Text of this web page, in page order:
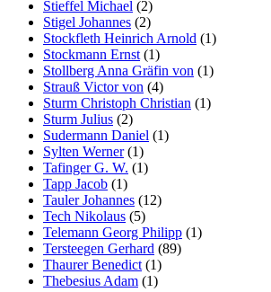
Stieffel Michael (2)
Stigel Johannes (2)
Stockfleth Heinrich Arnold (1)
Stockmann Ernst (1)
Stollberg Anna Gräfin von (1)
Strauß Victor von (4)
Sturm Christoph Christian (1)
Sturm Julius (2)
Sudermann Daniel (1)
Sylten Werner(1)
Tafinger G. W. (1)
Tapp Jacob (1)
Tauler Johannes (12)
Tech Nikolaus (5)
Telemann Georg Philipp (1)
Tersteegen Gerhard (89)
Thaurer Benedict (1)
Thebesius Adam (1)